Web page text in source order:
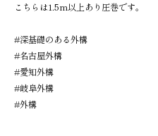
こちらは1.5m以上あり圧巻です。
#深基礎のある外構
#名古屋外構
#愛知外構
#岐阜外構
#外構